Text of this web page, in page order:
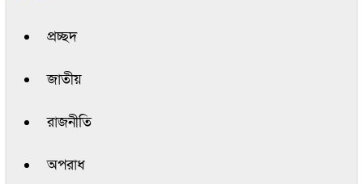
প্রচ্ছদ
জাতীয়
রাজনীতি
অপরাধ